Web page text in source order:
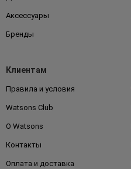
Аксессуары
Бренды
Клиентам
Правила и условия
Watsons Club
О Watsons
Контакты
Оплата и доставка